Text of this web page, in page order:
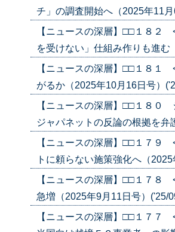
チ」の調査開始へ（2025年11
【ニュースの深層】□□１８２
を受けない」仕組み作りも進
【ニュースの深層】□□１８１
がるか（2025年10月16日号）
【ニュースの深層】□□１８０
ジャパネットの反論の根拠を
【ニュースの深層】□□１７９
トに頼らない施策強化へ（
【ニュースの深層】□□１７８
急増（2025年9月11日号）('25/
【ニュースの深層】□□１７７